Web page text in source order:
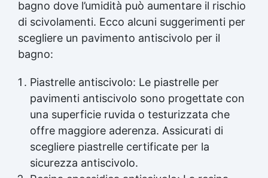
bagno dove l’umidità può aumentare il rischio
di scivolamenti. Ecco alcuni suggerimenti per
scegliere un pavimento antiscivolo per il
bagno:
Piastrelle antiscivolo: Le piastrelle per
pavimenti antiscivolo sono progettate con
una superficie ruvida o testurizzata che
offre maggiore aderenza. Assicurati di
scegliere piastrelle certificate per la
sicurezza antiscivolo.